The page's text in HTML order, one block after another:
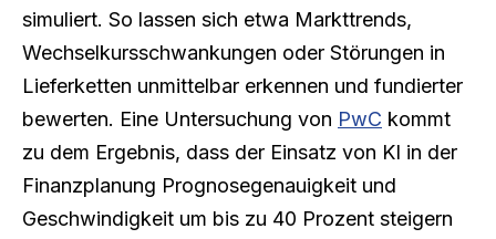
simuliert. So lassen sich etwa Markttrends,
Wechselkursschwankungen oder Störungen in
Lieferketten unmittelbar erkennen und fundierter
bewerten. Eine Untersuchung von PwC kommt
zu dem Ergebnis, dass der Einsatz von KI in der
Finanzplanung Prognosegenauigkeit und
Geschwindigkeit um bis zu 40 Prozent steigern